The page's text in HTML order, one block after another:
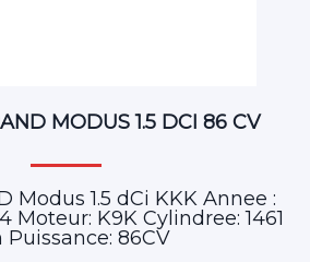
MODUS 1.5 DCI 86 CV
Modus 1.5 dCi KKK Annee :
Moteur: K9K Cylindree: 1461
Puissance: 86CV